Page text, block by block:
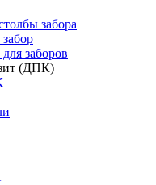
забора
заборов
(ДПК)